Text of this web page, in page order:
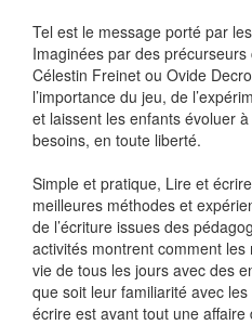
Tel est le message porté par
Imaginées par des
Célestin Freinet ou Ovide
l’importance du jeu, de
et laissent les enfants évoluer
besoins, en toute liberté.
Simple et pratique, Lire et
meilleures méthodes et
de l’écriture issues des
activités montrent comment
vie de tous les jours avec des
que soit leur familiarité avec
écrire est avant tout une affaire